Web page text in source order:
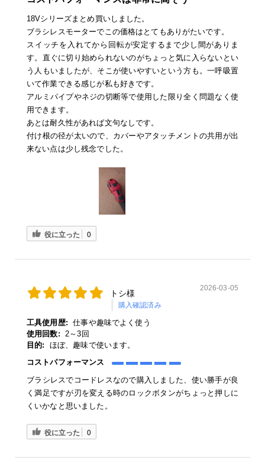
18Vシリーズまとめ買いしました。
ブラシレスモーターでこの価格はとてもありがたいです。
スイッチを入れてから回転が安定するまで少し間がありま
す。直ぐに切り始められないのがちょっと気に入らないとい
う人もいましたが、そこが使いやすいという方も。一呼吸置
いて作業できる感じが私も好きです。
アルミパイプやネジの切断等で使用した限り全く問題なく使
用できます。
あとは耐久性があれば文句なしです。
付け根の径が太いので、カバーやアタッチメントの共用が出
来ない点は少し残念でした。
役に立った 0
トシ様
購入確認済み
2026-03-05
工具使用歴: 仕事や趣味でよく使う
使用回数: 2～3回
目的:
ほぼ、趣味で使います。
コストパフォーマンス
ブラシレスでコードレスなので購入しました、使い勝手が良
く満足ですが刃を変える時のロックボタンがちょっと押しに
くいかなと思いました。
役に立った 0